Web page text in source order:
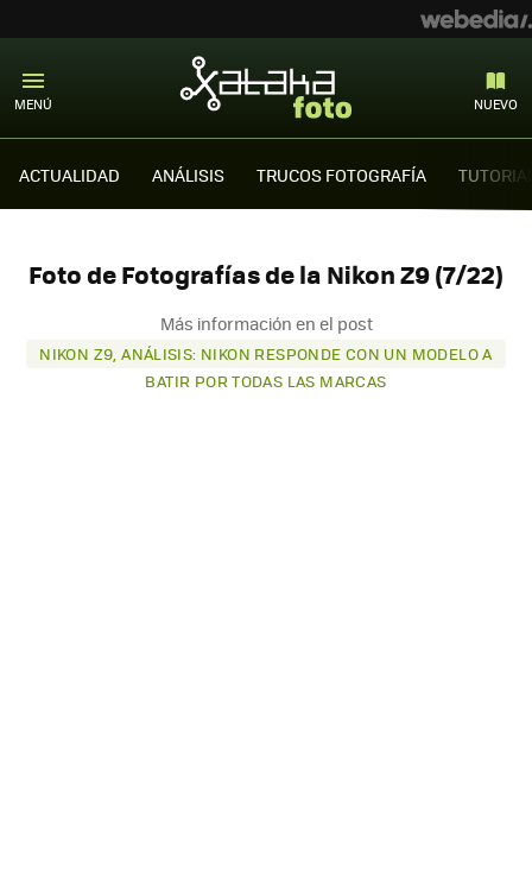
MENÚ NUEVO
ACTUALIDAD ANÁLISIS TRUCOS FOTOGRAFÍA
Foto de Fotografías de la Nikon Z9 (7/22)
Más información en el post
NIKON Z9, ANÁLISIS: NIKON RESPONDE CON UN MODELO A
BATIR POR TODAS LAS MARCAS